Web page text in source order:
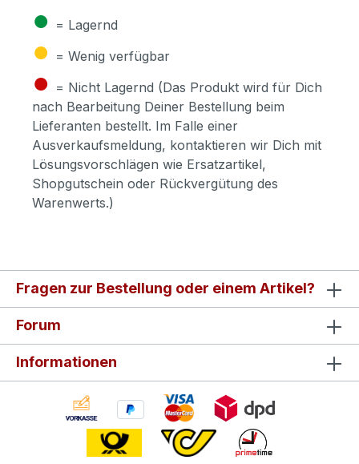
● = Lagernd
● = Wenig verfügbar
● = Nicht Lagernd (Das Produkt wird für Dich
nach Bearbeitung Deiner Bestellung beim
Lieferanten bestellt. Im Falle einer
Ausverkaufsmeldung, kontaktieren wir Dich mit
Lösungsvorschlägen wie Ersatzartikel,
Shopgutschein oder Rückvergütung des
Warenwerts.)
Fragen zur Bestellung oder einem Artikel?
Forum
Informationen